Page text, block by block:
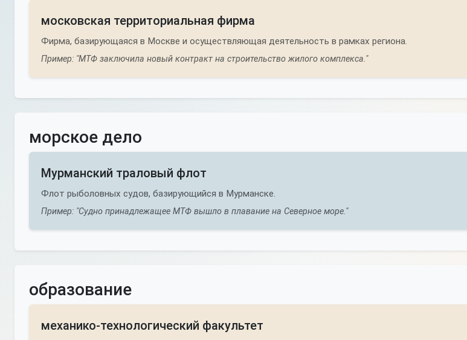
московская территориальная фирма
Фирма, базирующаяся в Москве и осуществляющая деятельность в рамках региона.
Пример: "МТФ заключила новый контракт на строительство жилого комплекса."
морское дело
Мурманский траловый флот
Флот рыболовных судов, базирующийся в Мурманске.
Пример: "Судно принадлежащее МТФ вышло в плавание на Северное море."
образование
механико-технологический факультет